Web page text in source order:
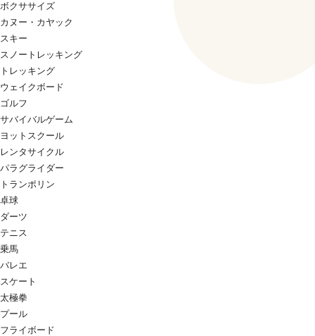
ボクササイズ
カヌー・カヤック
スキー
スノートレッキング
トレッキング
ウェイクボード
ゴルフ
サバイバルゲーム
ヨットスクール
レンタサイクル
パラグライダー
トランポリン
卓球
ダーツ
テニス
乗馬
バレエ
スケート
太極拳
プール
フライボード